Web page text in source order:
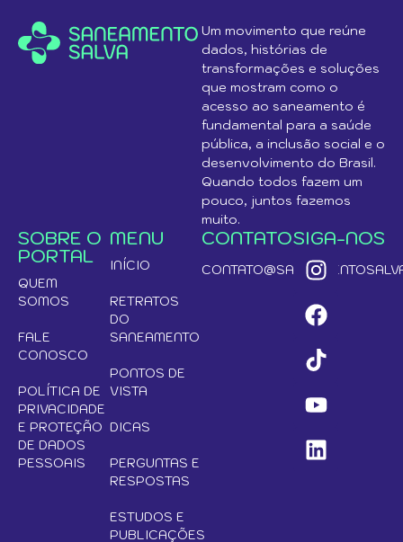
Um movimento que reúne
dados, histórias de
transformações e soluções
que mostram como o
acesso ao saneamento é
fundamental para a saúde
pública, a inclusão social e o
desenvolvimento do Brasil.
Quando todos fazem um
pouco, juntos fazemos
muito.
SOBRE O
PORTAL
QUEM
SOMOS
FALE
CONOSCO
POLÍTICA DE
PRIVACIDADE
E PROTEÇÃO
DE DADOS
PESSOAIS
MENU
INÍCIO
RETRATOS
DO
SANEAMENTO
PONTOS DE
VISTA
DICAS
PERGUNTAS E
RESPOSTAS
ESTUDOS E
PUBLICAÇÕES
CONTATOSIGA-NOS